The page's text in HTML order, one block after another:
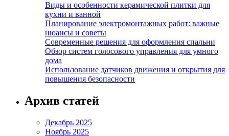
Виды и особенности керамической плитки для
кухни и ванной
Планирование электромонтажных работ: важные
нюансы и советы
Современные решения для оформления спальни
Обзор систем голосового управления для умного
дома
Использование датчиков движения и открытия для
повышения безопасности
Архив статей
Декабрь 2025
Ноябрь 2025